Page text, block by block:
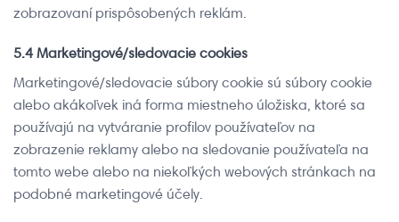
zobrazovaní prispôsobených reklám.
5.4 Marketingové/sledovacie cookies
Marketingové/sledovacie súbory cookie sú súbory cookie
alebo akákoľvek iná forma miestneho úložiska, ktoré sa
používajú na vytváranie profilov používateľov na
zobrazenie reklamy alebo na sledovanie používateľa na
tomto webe alebo na niekoľkých webových stránkach na
podobné marketingové účely.